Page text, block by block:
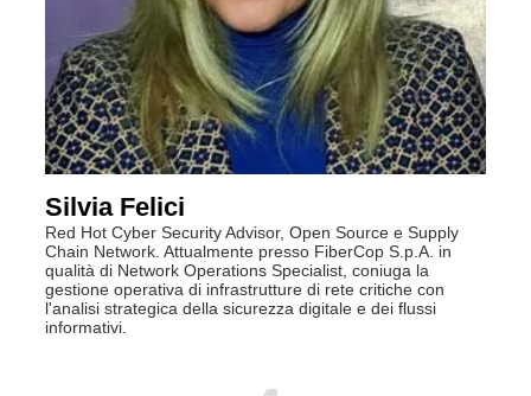
Silvia Felici
Red Hot Cyber Security Advisor, Open Source e Supply
Chain Network. Attualmente presso FiberCop S.p.A. in
qualità di Network Operations Specialist, coniuga la
gestione operativa di infrastrutture di rete critiche con
l'analisi strategica della sicurezza digitale e dei flussi
informativi.